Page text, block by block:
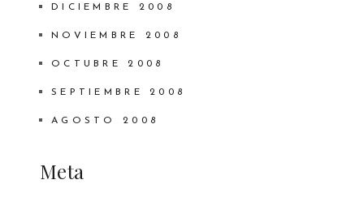
DICIEMBRE 2008
NOVIEMBRE 2008
OCTUBRE 2008
SEPTIEMBRE 2008
AGOSTO 2008
Meta